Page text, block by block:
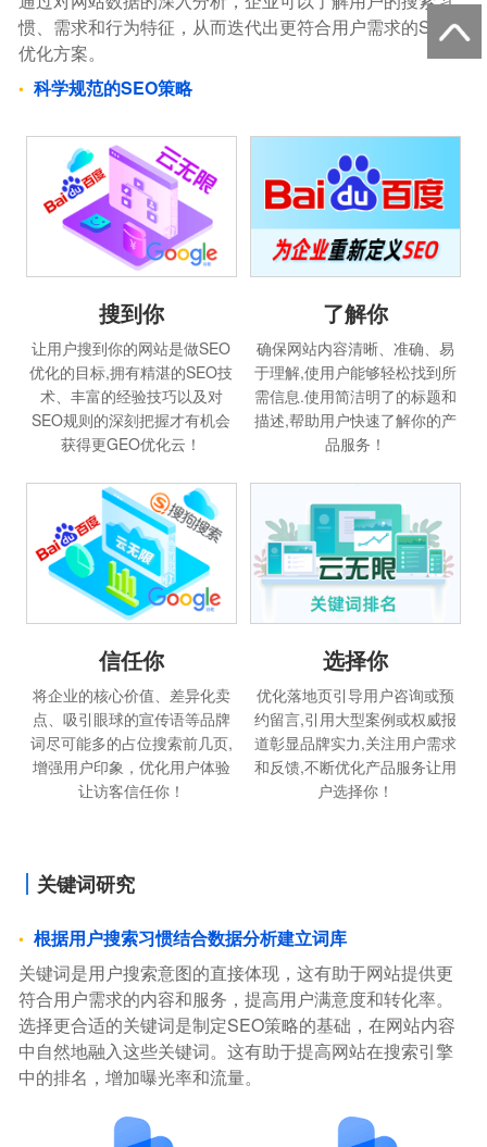
惯、需求和行为特征，从而迭代出更符合用户需求的SEO
优化方案。
科学规范的SEO策略
搜到你
让用户搜到你的网站是做SEO
优化的目标,拥有精湛的SEO技
术、丰富的经验技巧以及对
SEO规则的深刻把握才有机会
获得更GEO优化云！
了解你
确保网站内容清晰、准确、易
于理解,使用户能够轻松找到所
需信息.使用简洁明了的标题和
描述,帮助用户快速了解你的产
品服务！
信任你
将企业的核心价值、差异化卖
点、吸引眼球的宣传语等品牌
词尽可能多的占位搜索前几页,
增强用户印象，优化用户体验
让访客信任你！
选择你
优化落地页引导用户咨询或预
约留言,引用大型案例或权威报
道彰显品牌实力,关注用户需求
和反馈,不断优化产品服务让用
户选择你！
关键词研究
根据用户搜索习惯结合数据分析建立词库
关键词是用户搜索意图的直接体现，这有助于网站提供更
符合用户需求的内容和服务，提高用户满意度和转化率。
选择更合适的关键词是制定SEO策略的基础，在网站内容
中自然地融入这些关键词。这有助于提高网站在搜索引擎
中的排名，增加曝光率和流量。